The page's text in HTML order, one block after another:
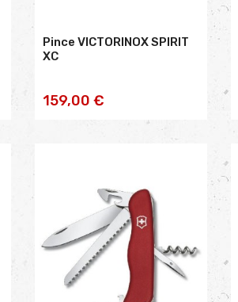
Pince VICTORINOX SPIRIT
XC
159,00 €AJOUTER AU